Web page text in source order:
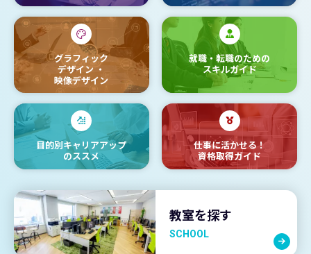
グラフィック
デザイン ・
映像デザイン
就職・転職のための
スキルガイド
目的別キャリアアップ
のススメ
仕事に活かせる！
資格取得ガイド
教室を探す
SCHOOL